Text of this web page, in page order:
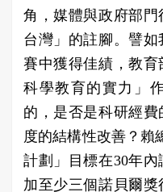
角，媒體與政府部
台灣」的註腳。譬
賽中獲得佳績，教
科學教育的實力」
的，是否是科研經費
度的結構性改善？賴
計劃」目標在30年
加至少三個諾貝爾